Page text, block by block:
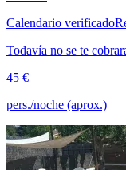
Calendario verificado
Todavía no se te
45 €
pers./noche (aprox.)